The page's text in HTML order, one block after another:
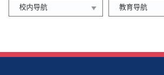
校内导航
教育导航